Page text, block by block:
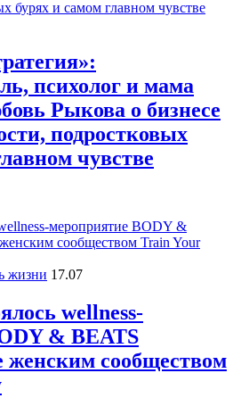
психолог и мама
Рыкова о бизнесе
подростковых
чувстве
жизни 17.07
wellness-
& BEATS
женским сообществом